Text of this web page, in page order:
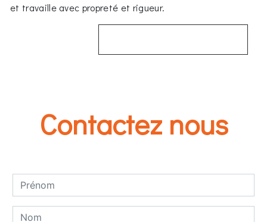
et travaille avec propreté et rigueur.
Contactez nous